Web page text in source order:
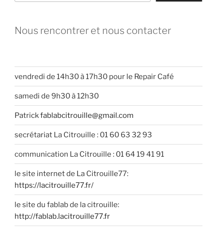
Nous rencontrer et nous contacter
vendredi de 14h30 à 17h30 pour le Repair Café
samedi de 9h30 à 12h30
Patrickfablabcitrouille@gmail.com
secrétariat La Citrouille : 01 60 63 32 93
communication La Citrouille : 01 64 19 41 91
le site internet de La Citrouille77:
https://lacitrouille77.fr/
le site du fablab de la citrouille:
http://fablab.lacitrouille77.fr